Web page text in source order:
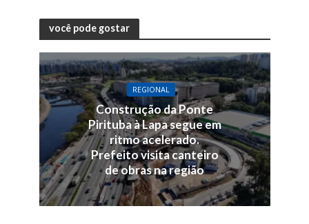
você pode gostar
REGIONAL
Construção da Ponte
Pirituba à Lapa segue em
ritmo acelerado.
Prefeito visita canteiro
de obras na região